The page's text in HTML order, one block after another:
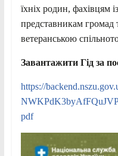
їхніх родин, фахівцям
представникам громад
ветеранською
Завантажити Гід за
https://
pdf